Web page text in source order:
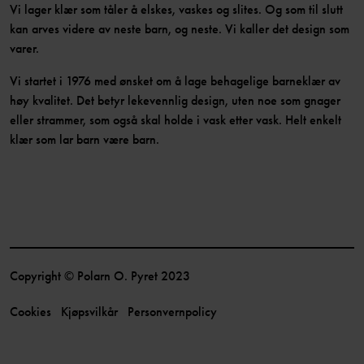
Vi lager klær som tåler å elskes, vaskes og slites. Og som til slutt
kan arves videre av neste barn, og neste. Vi kaller det design som
varer.
Vi startet i 1976 med ønsket om å lage behagelige barneklær av
høy kvalitet. Det betyr lekevennlig design, uten noe som gnager
eller strammer, som også skal holde i vask etter vask. Helt enkelt
klær som lar barn være barn.
Copyright © Polarn O. Pyret 2023
Cookies Kjøpsvilkår Personvernpolicy